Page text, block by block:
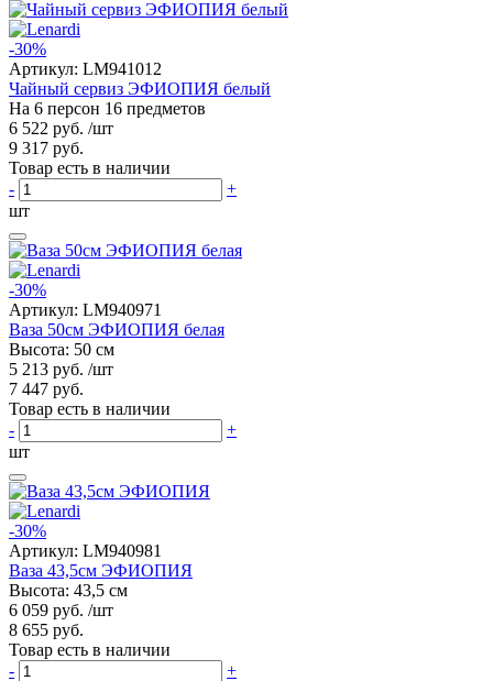
-30%
Артикул: LM941012
Чайный сервиз ЭФИОПИЯ белый
На 6 персон 16 предметов
6 522 руб. /шт
9 317 руб.
Товар есть в наличии
-
+
шт
-30%
Артикул: LM940971
Ваза 50см ЭФИОПИЯ белая
Высота: 50 см
5 213 руб. /шт
7 447 руб.
Товар есть в наличии
-
+
шт
-30%
Артикул: LM940981
Ваза 43,5см ЭФИОПИЯ
Высота: 43,5 см
6 059 руб. /шт
8 655 руб.
Товар есть в наличии
-
+